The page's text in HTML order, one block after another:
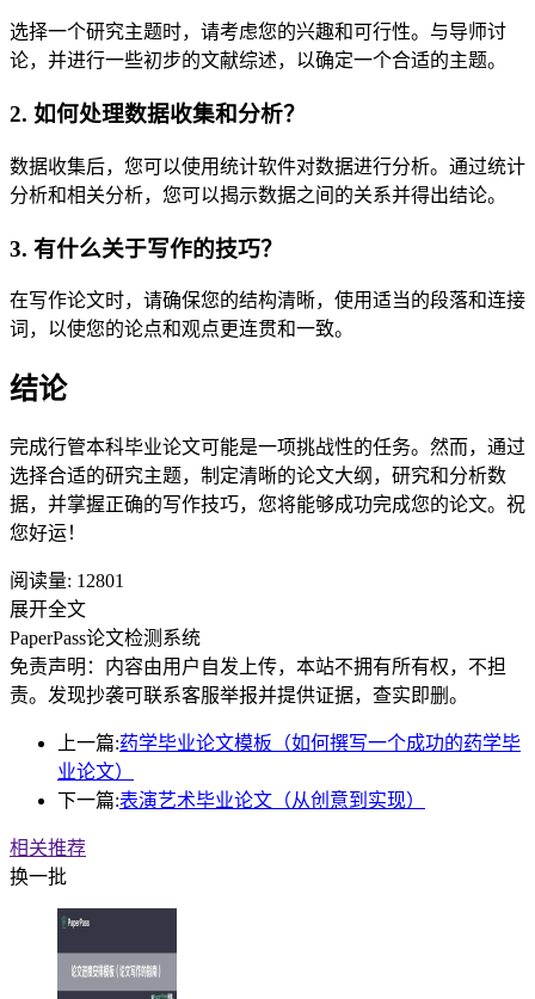
选择一个研究主题时，请考虑您的兴趣和可行性。与导师讨
论，并进行一些初步的文献综述，以确定一个合适的主题。
2. 如何处理数据收集和分析？
数据收集后，您可以使用统计软件对数据进行分析。通过统计
分析和相关分析，您可以揭示数据之间的关系并得出结论。
3. 有什么关于写作的技巧？
在写作论文时，请确保您的结构清晰，使用适当的段落和连接
词，以使您的论点和观点更连贯和一致。
结论
完成行管本科毕业论文可能是一项挑战性的任务。然而，通过
选择合适的研究主题，制定清晰的论文大纲，研究和分析数
据，并掌握正确的写作技巧，您将能够成功完成您的论文。祝
您好运！
阅读量: 12801
展开全文
PaperPass论文检测系统
免责声明：内容由用户自发上传，本站不拥有所有权，不担
责。发现抄袭可联系客服举报并提供证据，查实即删。
上一篇:药学毕业论文模板（如何撰写一个成功的药学毕
业论文）
下一篇:表演艺术毕业论文（从创意到实现）
相关推荐
换一批